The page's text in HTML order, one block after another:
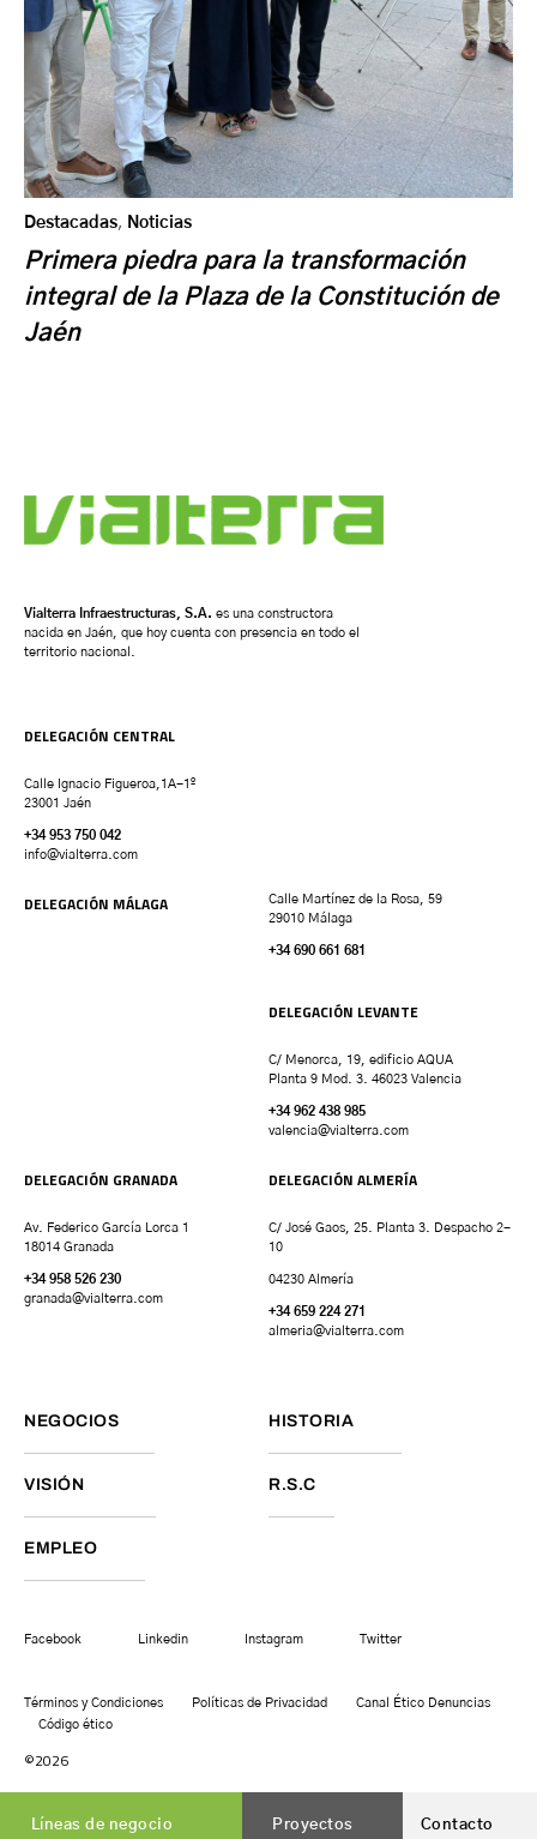
Líneas de negocio Proyectos Contacto
Destacadas, Noticias
Primera piedra para la transformación
integral de la Plaza de la Constitución de
Jaén
Vialterra Infraestructuras, S.A. es una constructora
nacida en Jaén, que hoy cuenta con presencia en todo el
territorio nacional.
DELEGACIÓN CENTRAL
Calle Ignacio Figueroa,1A-1º
23001 Jaén
+34 953 750 042
info@vialterra.com
DELEGACIÓN MÁLAGA
Calle Martínez de la Rosa, 59
29010 Málaga
+34 690 661 681
DELEGACIÓN LEVANTE
C/ Menorca, 19, edificio AQUA
Planta 9 Mod. 3. 46023 Valencia
+34 962 438 985
valencia@vialterra.com
DELEGACIÓN GRANADA
Av. Federico García Lorca 1
18014 Granada
+34 958 526 230
granada@vialterra.com
DELEGACIÓN ALMERÍA
C/ José Gaos, 25. Planta 3. Despacho 2-
10
04230 Almería
+34 659 224 271
almeria@vialterra.com
NEGOCIOS HISTORIA
VISIÓN R.S.C
EMPLEO
Facebook Linkedin Instagram Twitter
Términos y Condiciones Políticas de Privacidad
Canal Ético Denuncias
Código ético
©2026